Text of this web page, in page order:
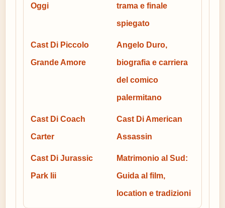
Oggi trama e finale
spiegato
Cast Di Piccolo
Grande Amore
Angelo Duro,
biografia e carriera
del comico
palermitano
Cast Di Coach
Carter
Cast Di American
Assassin
Cast Di Jurassic
Park Iii
Matrimonio al Sud:
Guida al film,
location e tradizioni